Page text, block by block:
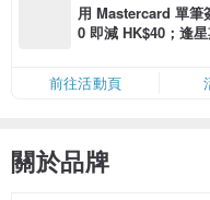
用 Mastercard 單筆
0 即減 HK$40；逢
限，額滿即止，僅限
卡」結帳）
前往活動頁
關於品牌